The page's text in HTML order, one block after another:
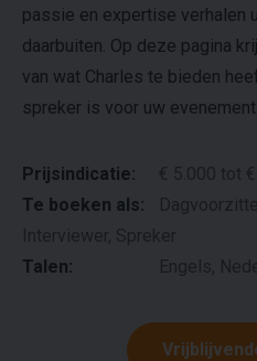
passie en expertise verhalen
daarbuiten. Op deze pagina
van wat Charles te bieden
spreker is voor uw evenement.
Prijsindicatie:
Te boeken als:
Talen: